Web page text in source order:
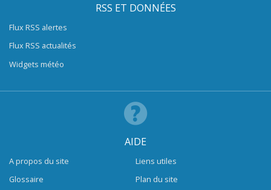
RSS ET DONNÉES
Flux RSS alertes
Flux RSS actualités
Widgets météo
AIDE
A propos du site
Glossaire
Liens utiles
Plan du site